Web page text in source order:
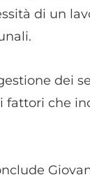
di un
dei
fattori che